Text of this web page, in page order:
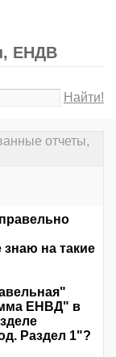
ЕНДВ
Найти!
отчеты,
знаю на такие
ЕНВД" в
Раздел 1"?